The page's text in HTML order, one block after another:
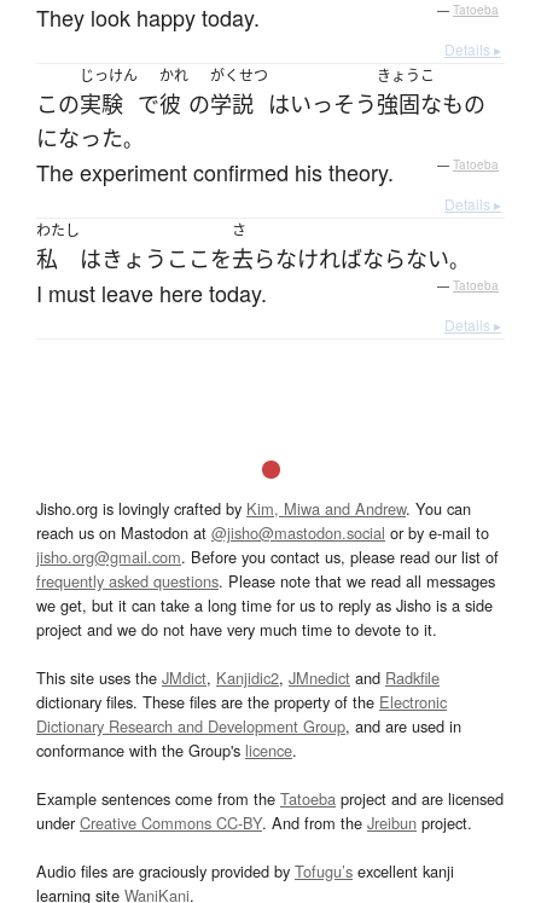
They look happy today. — Tatoeba
Details ▸
この
じっけん
実験 で
かれ
彼 の
がくせつ
学説 はいっそう
きょうこ
強固なもの
になった。
The experiment confirmed his theory. — Tatoeba
Details ▸
わたし
私 はきょう ここ を
さ
去らなければならない。
I must leave here today. — Tatoeba
Details ▸
Jisho.org is lovingly crafted by Kim, Miwa and Andrew. You can
reach us on Mastodon at @jisho@mastodon.social or by e-mail to
jisho.org@gmail.com. Before you contact us, please read our list of
frequently asked questions. Please note that we read all messages
we get, but it can take a long time for us to reply as Jisho is a side
project and we do not have very much time to devote to it.
This site uses the JMdict, Kanjidic2, JMnedict and Radkfile
dictionary files. These files are the property of the Electronic
Dictionary Research and Development Group, and are used in
conformance with the Group's licence.
Example sentences come from the Tatoeba project and are licensed
underCreative Commons CC-BY. And from the Jreibun project.
Audio files are graciously provided by Tofugu’s excellent kanji
learning site WaniKani.